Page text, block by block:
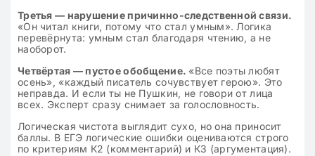
Третья — нарушение причинно-следственной связи.
«Он читал книги, потому что стал умным». Логика
перевёрнута: умным стал благодаря чтению, а не
наоборот.
Четвёртая — пустое обобщение. «Все поэты любят
осень», «каждый писатель сочувствует герою». Это
неправда. И если ты не Пушкин, не говори от лица
всех. Эксперт сразу снимает за голословность.
Логическая чистота выглядит сухо, но она приносит
баллы. В ЕГЭ логические ошибки оцениваются строго
по критериям К2 (комментарий) и К3 (аргументация).